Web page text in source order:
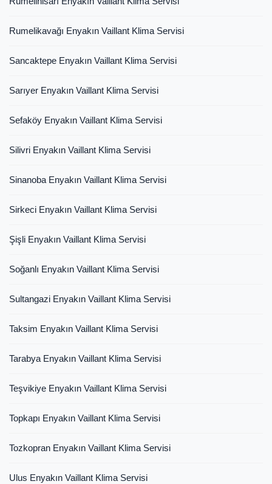
Rumelikavağı Enyakın Vaillant Klima Servisi
Sancaktepe Enyakın Vaillant Klima Servisi
Sarıyer Enyakın Vaillant Klima Servisi
Sefaköy Enyakın Vaillant Klima Servisi
Silivri Enyakın Vaillant Klima Servisi
Sinanoba Enyakın Vaillant Klima Servisi
Sirkeci Enyakın Vaillant Klima Servisi
Şişli Enyakın Vaillant Klima Servisi
Soğanlı Enyakın Vaillant Klima Servisi
Sultangazi Enyakın Vaillant Klima Servisi
Taksim Enyakın Vaillant Klima Servisi
Tarabya Enyakın Vaillant Klima Servisi
Teşvikiye Enyakın Vaillant Klima Servisi
Topkapı Enyakın Vaillant Klima Servisi
Tozkopran Enyakın Vaillant Klima Servisi
Ulus Enyakın Vaillant Klima Servisi